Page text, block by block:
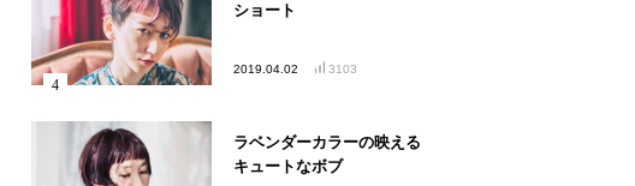
ショート
2019.04.02 3103
ラベンダーカラーの映える
キュートなボブ